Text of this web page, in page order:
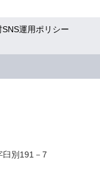
SNS運用ポリシー
臼別191－7